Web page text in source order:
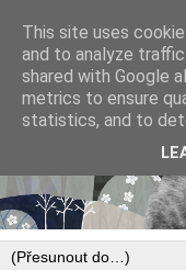
This site uses
and to analyze
shared with Google
metrics to ensure
statistics, and to